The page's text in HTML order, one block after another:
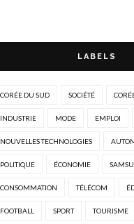
LABELS
CORÉE DU SUD SOCIÉTÉ
INDUSTRIE MODE EMPLOI
NOUVELLES TECHNOLOGIES
POLITIQUE ÉCONOMIE
CONSOMMATION TÉLÉCOM
FOOTBALL SPORT TOURISME